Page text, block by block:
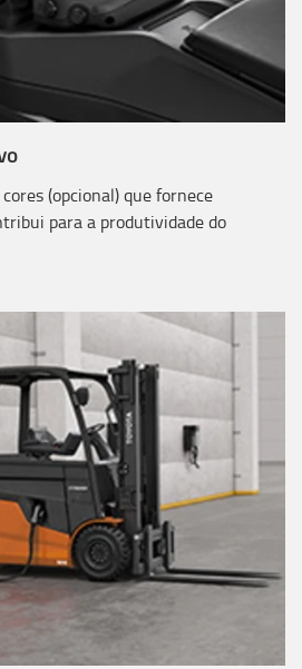
(opcional) que fornece
para a produtividade do